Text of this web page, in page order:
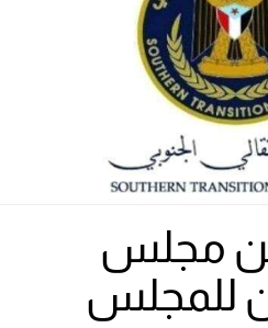
عن مجلس
للمجلس